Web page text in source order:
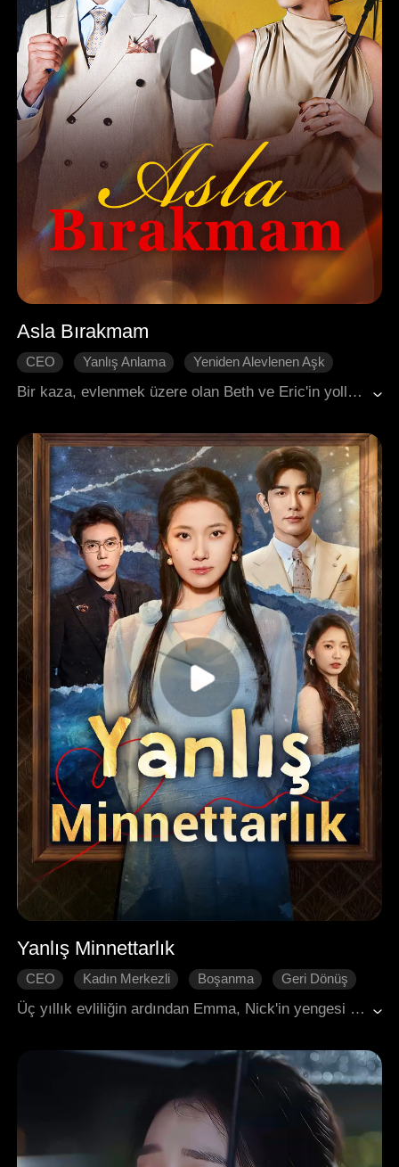
Asla Bırakmam
CEO Yanlış Anlama
Yeniden Alevlenen Aşk
Bir kaza, evlenmek üzere olan Beth ve Eric'in yollarının ayrılmasına neden oldu. Annesinin yanlış yönlendirmesiyle Eric, Beth'in onu terk ettiğini sanarak içinde kin besledi. Altı yıl sonra Beth'in kızı Nina'nın tedavisi için ülkesine dönüşünde Eric'le beklenmedik karşılaşması, aralarında yeni kıvılcımlar ateşledi. Aşk ve çatışmayla dolu bu fırtınalı yolculukta, gerçek duygularını yeniden keşfedip birbirlerine dönebilecekler mi?
Yanlış Minnettarlık
CEO Kadın Merkezli Boşanma
Geri Dönüş
Üç yıllık evliliğin ardından Emma, Nick'in yengesi Beth'e olan takıntısını ve kendisini nasıl manipüle ettiğini keşfetti. Boşanmayı planladı, servetini geri aldı ve kariyerini yeniden inşa etti, ardından Beth'in kışkırtmalarıyla yüzleşti. Onu uzun süredir sevmiş ancak bir kez kaçmış olan evlatlık kardeşi Cole, onu korumak için geri döndü ve Beth'in adalete teslim edilmesine yardım etti. Nick, Emma'nın asıl kurtarıcısı olduğunu fark ettiğinde, pişmanlık için çok geçti. Emma ve Cole evlendi ve kanserle savaşan bir ilacı başarıyla geliştirerek parlak yeni bir hayata adım attı; Nick ise yenilmiş ve sefil bir halde kaldı.